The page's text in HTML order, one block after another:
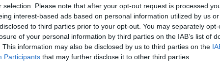
selection. Please note that after your opt-out request is processed
interest-based ads based on personal information utilized by us
to third parties prior to your opt-out. You may separately
of your personal information by third parties on the IAB’s list of
This information may also be disclosed by us to third parties on the
Participants that may further disclose it to other third parties.
14 lungacon il presidente e il direttore. Abbiamo
stagione.Sono molto contento qua, lo
e sto imparando tantissimo.Stiamo creando una
Sky Sport dalla festa sul bus scoperto in giro per la